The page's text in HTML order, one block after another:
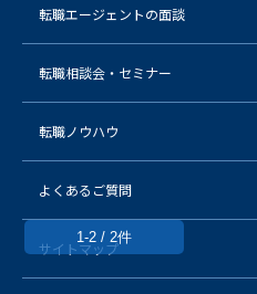
1-2 / 2件
転職エージェントの面談
転職相談会・セミナー
転職ノウハウ
よくあるご質問
サイトマップ